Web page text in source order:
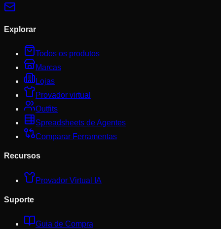
Explorar
Todos os produtos
Marcas
Lojas
Provador virtual
Outfits
Spreadsheets de Agentes
Comparar Ferramentas
Recursos
Provador Virtual IA
Suporte
Guia de Compra